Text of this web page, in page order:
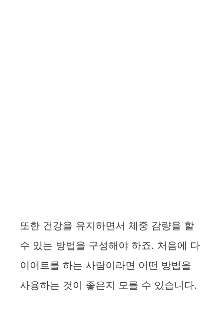
또한 건강을 유지하면서 체중 감량을 할
수 있는 방법을 구성해야 하죠. 처음에 다
이어트를 하는 사람이라면 어떤 방법을
사용하는 것이 좋은지 모를 수 있습니다.